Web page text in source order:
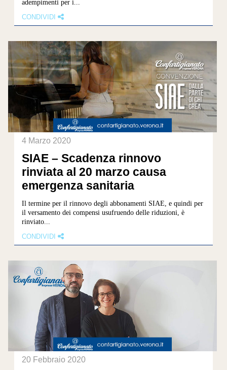
adempimenti per i...
CONDIVIDI
4 Marzo 2020
SIAE – Scadenza rinnovo
rinviata al 20 marzo causa
emergenza sanitaria
Il termine per il rinnovo degli abbonamenti SIAE, e quindi per
il versamento dei compensi usufruendo delle riduzioni, è
rinviato...
CONDIVIDI
20 Febbraio 2020